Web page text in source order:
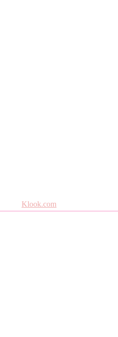
Klook.com